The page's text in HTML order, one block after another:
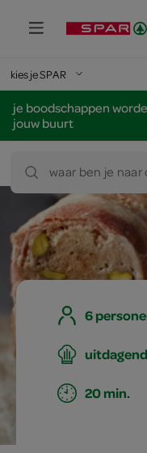
kies je SPAR
je boodschappen
jouw buurt
waar ben je naar
6
uitdagend
20 min.